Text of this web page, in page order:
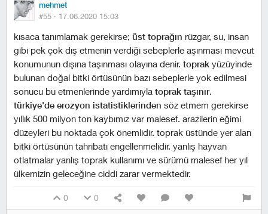
mehmet
#55 · 17.06.2020 15:03
kısaca tanımlamak gerekirse; üst toprağın rüzgar, su, insan
gibi pek çok dış etmenin verdiği sebeplerle aşınması mevcut
konumunun dışına taşınması olayına denir. toprak yüzüyinde
bulunan doğal bitki örtüsünün bazı sebeplerle yok edilmesi
sonucu bu etmenlerinde yardımıyla toprak taşınır.
türkiye'de erozyon istatistiklerinden söz etmem gerekirse
yıllık 500 milyon ton kaybımız var malesef. arazilerin eğimi
düzeyleri bu noktada çok önemlidir. toprak üstünde yer alan
bitki örtüsünün tahribatı engellenmelidir. yanlış hayvan
otlatmalar yanlış toprak kullanımı ve sürümü malesef her yıl
ülkemizin geleceğine ciddi zarar vermektedir.
0 0